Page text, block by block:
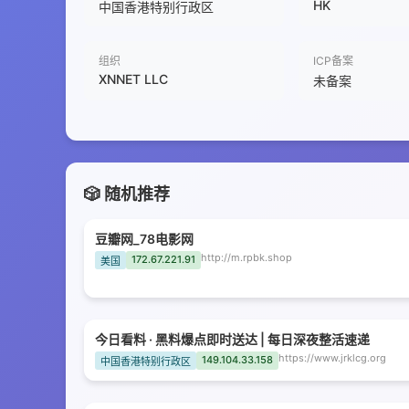
中国香港特别行政区 HK
组织
XNNET LLC
ICP备案
未备案
🎲 随机推荐
豆瓣网_78电影网
美国 172.67.221.91 http://m.rpbk.shop
今日看料 · 黑料爆点即时送达 | 每日深夜整活速递
中国香港特别行政区 149.104.33.158 https://www.jrklcg.org